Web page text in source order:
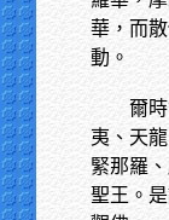
華，而
動。
爾
夷、天
緊那羅
聖王。